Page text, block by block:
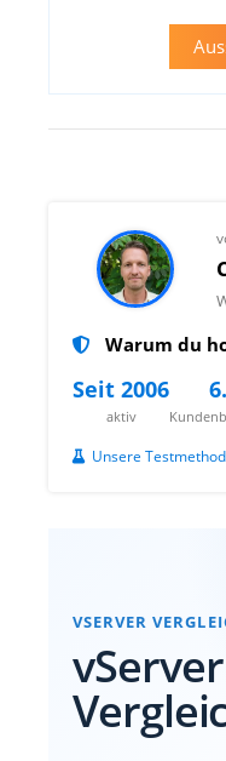
Warum du
Seit 2006
aktiv
Unsere
VSERVER